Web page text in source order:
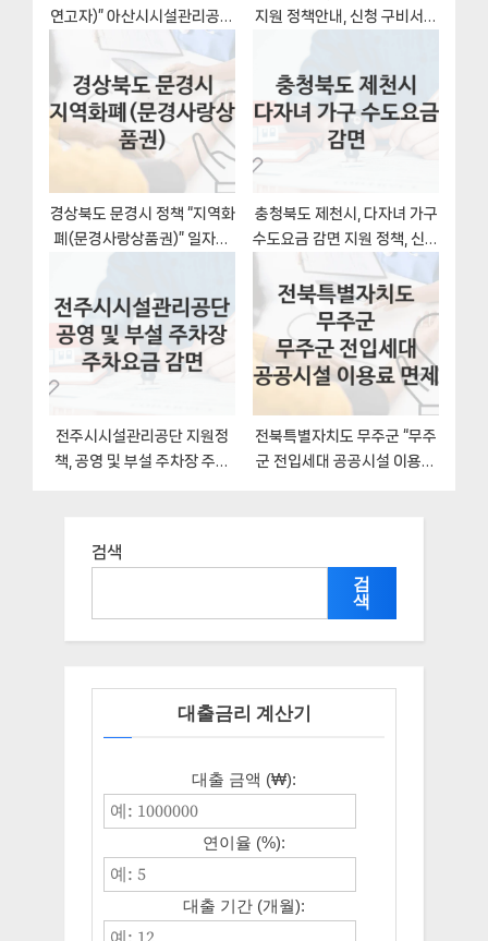
연고자)” 아산시시설관리공단
복지지원혜택 신청방법과 구
비서류
지원 정책안내, 신청 구비서류
경상북도 문경시 정책 “지역화
폐(문경사랑상품권)” 일자리
충청북도 제천시, 다자녀 가구
수도요금 감면 지원 정책, 신청
자격조건과 구비서류
전주시시설관리공단 지원정
책, 공영 및 부설 주차장 주차
전북특별자치도 무주군 “무주
군 전입세대 공공시설 이용료
검색
검
색
대출금리 계산기
대출 금액 (₩):
연이율 (%):
대출 기간 (개월):